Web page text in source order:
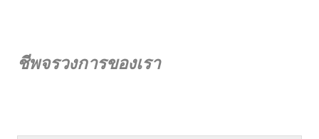
ชีพจรวงการของเรา